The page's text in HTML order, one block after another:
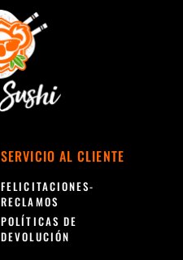
SERVICIO AL CLIENTE
FELICITACIONES-
RECLAMOS
POLÍTICAS DE
DEVOLUCIÓN